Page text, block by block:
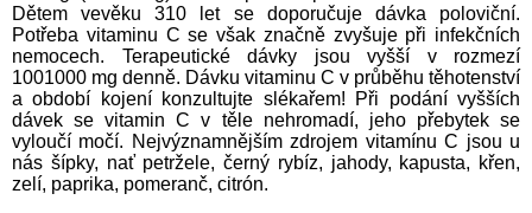
Dětem vevěku 310 let se doporučuje dávka poloviční.
Potřeba vitaminu C se však značně zvyšuje při infekčních
nemocech. Terapeutické dávky jsou vyšší v rozmezí
1001000 mg denně. Dávku vitaminu C v průběhu těhotenství
a období kojení konzultujte slékařem! Při podání vyšších
dávek se vitamin C v těle nehromadí, jeho přebytek se
vyloučí močí. Nejvýznamnějším zdrojem vitamínu C jsou u
nás šípky, nať petržele, černý rybíz, jahody, kapusta, křen,
zelí, paprika, pomeranč, citrón.